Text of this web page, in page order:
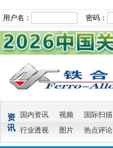
用户名： 密码：
资
讯
国内资讯 视频 国际扫描
行业透视
图片 热点评论